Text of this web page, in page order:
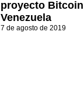
proyecto Bitcoin
Venezuela
7 de agosto de 2019